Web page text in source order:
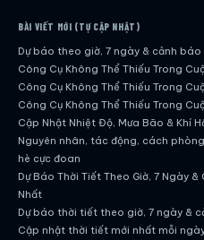
BÀI VIẾT MỚI (TỰ CẬP NHẬT)
Dự báo theo giờ, 7 ngày & cảnh
Công Cụ Không Thể Thiếu Trong
Công Cụ Không Thể Thiếu Trong
Công Cụ Không Thể Thiếu Trong
Cập Nhật Nhiệt Độ, Mưa Bão & Khí
Nguyên nhân, tác động, cách
hè cực đoan
Dự Báo Thời Tiết Theo Giờ, 7 Ngày
Nhất
Dự báo thời tiết theo giờ, 7 ngày &
Cập nhật thời tiết mới nhất mỗi